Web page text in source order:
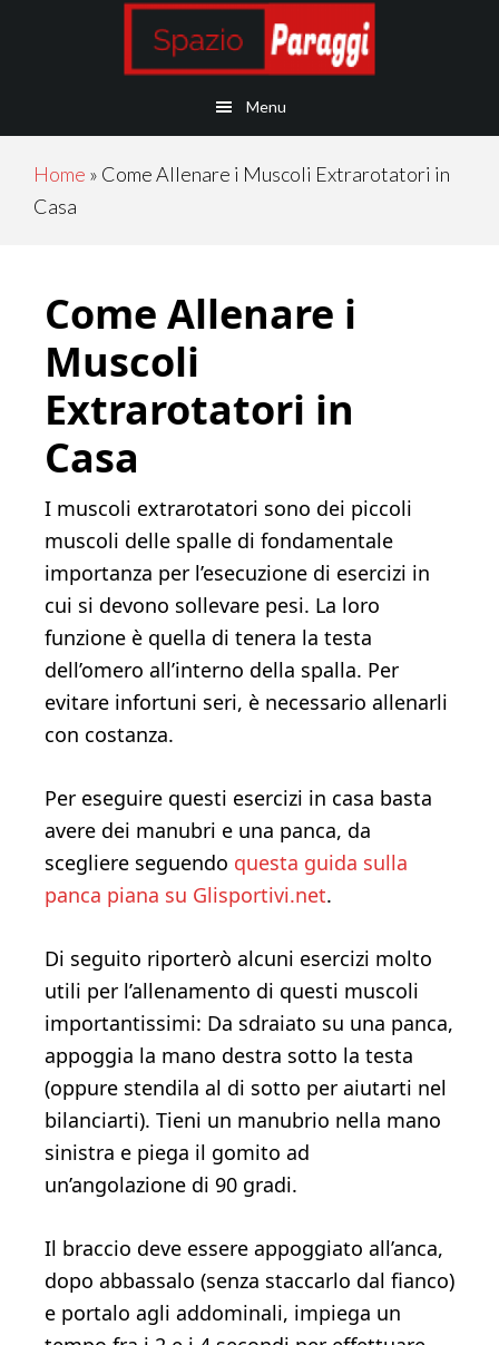
Menu
Home » Come Allenare i Muscoli Extrarotatori in
Casa
Come Allenare i
Muscoli
Extrarotatori in
Casa
I muscoli extrarotatori sono dei piccoli
muscoli delle spalle di fondamentale
importanza per l’esecuzione di esercizi in
cui si devono sollevare pesi. La loro
funzione è quella di tenera la testa
dell’omero all’interno della spalla. Per
evitare infortuni seri, è necessario allenarli
con costanza.
Per eseguire questi esercizi in casa basta
avere dei manubri e una panca, da
scegliere seguendo questa guida sulla
panca piana su Glisportivi.net.
Di seguito riporterò alcuni esercizi molto
utili per l’allenamento di questi muscoli
importantissimi: Da sdraiato su una panca,
appoggia la mano destra sotto la testa
(oppure stendila al di sotto per aiutarti nel
bilanciarti). Tieni un manubrio nella mano
sinistra e piega il gomito ad
un’angolazione di 90 gradi.
Il braccio deve essere appoggiato all’anca,
dopo abbassalo (senza staccarlo dal fianco)
e portalo agli addominali, impiega un